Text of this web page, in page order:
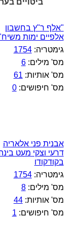
ביטויים
"אלף ר"ץ בחשבון
אלפיים ימות
גימטריה:1754
מס' מילים:6
מס' אותיות: 61
מס' חיפושים:0
אבנית פני אלאריה
דרעי וצקי מעט
בקודקודו
גימטריה:1754
מס' מילים:8
מס' אותיות:44
מס' חיפושים: 1